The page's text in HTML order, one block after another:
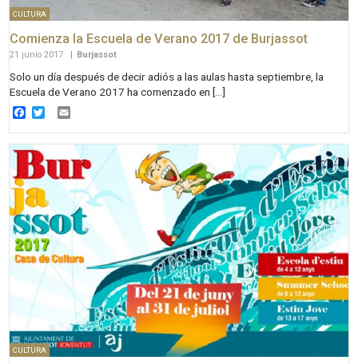
CULTURA
Comienza la Escuela de Verano 2017 de Burjassot
21 junio 2017 Burjassot
Solo un día después de decir adiós a las aulas hasta septiembre, la
Escuela de Verano 2017 ha comenzado en […]
Facebook
Twitter
CULTURA